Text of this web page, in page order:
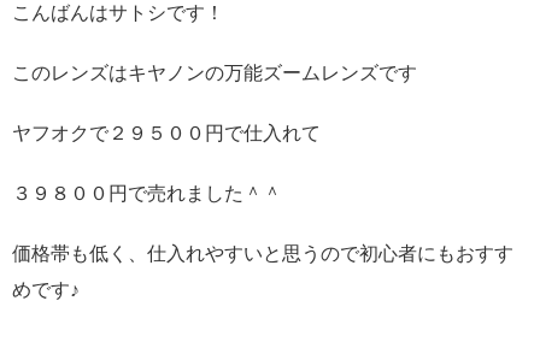
こんばんはサトシです！
このレンズはキヤノンの万能ズームレンズです
ヤフオクで２９５００円で仕入れて
３９８００円で売れました＾＾
価格帯も低く、仕入れやすいと思うので初心者にもおすす
めです♪